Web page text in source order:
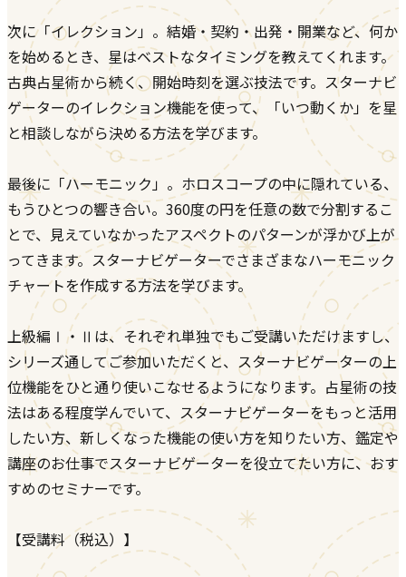
次に「イレクション」。結婚・契約・出発・開業など、何か
を始めるとき、星はベストなタイミングを教えてくれます。
古典占星術から続く、開始時刻を選ぶ技法です。スターナビ
ゲーターのイレクション機能を使って、「いつ動くか」を星
と相談しながら決める方法を学びます。
最後に「ハーモニック」。ホロスコープの中に隠れている、
もうひとつの響き合い。360度の円を任意の数で分割するこ
とで、見えていなかったアスペクトのパターンが浮かび上が
ってきます。スターナビゲーターでさまざまなハーモニック
チャートを作成する方法を学びます。
上級編Ⅰ・Ⅱは、それぞれ単独でもご受講いただけますし、
シリーズ通してご参加いただくと、スターナビゲーターの上
位機能をひと通り使いこなせるようになります。占星術の技
法はある程度学んでいて、スターナビゲーターをもっと活用
したい方、新しくなった機能の使い方を知りたい方、鑑定や
講座のお仕事でスターナビゲーターを役立てたい方に、おす
すめのセミナーです。
【受講料（税込）】